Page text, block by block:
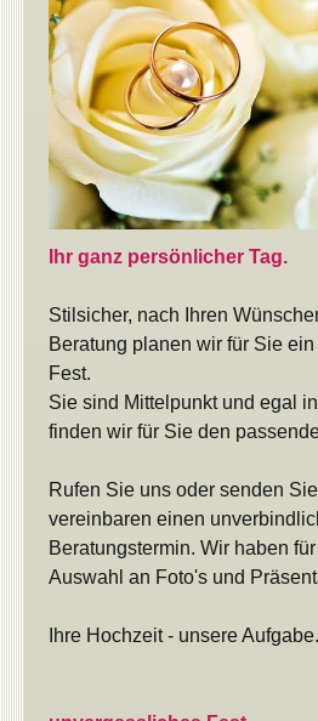
Ihr ganz persönlicher Tag.
Stilsicher, nach Ihren
Beratung planen wir für Sie
Fest.
Sie sind Mittelpunkt und egal
finden wir für Sie den
Rufen Sie uns oder senden
vereinbaren einen
Beratungstermin. Wir haben
Auswahl an Foto's und
Ihre Hochzeit - unsere Aufgabe.